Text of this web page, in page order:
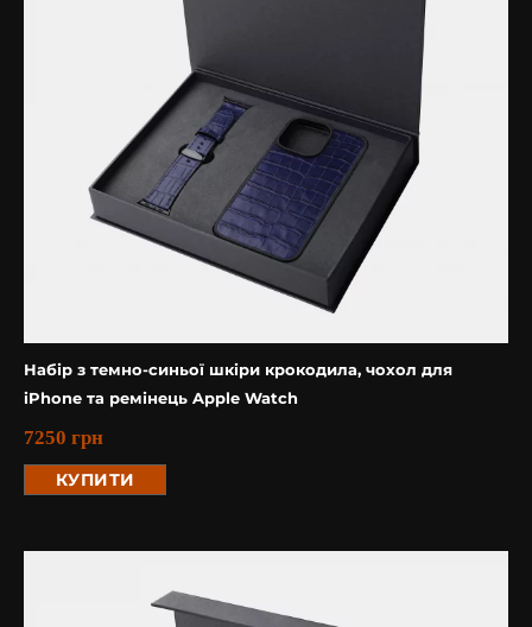
Набір з темно-синьої шкіри крокодила, чохол для
iPhone та ремінець Apple Watch
7250 грн
КУПИТИ